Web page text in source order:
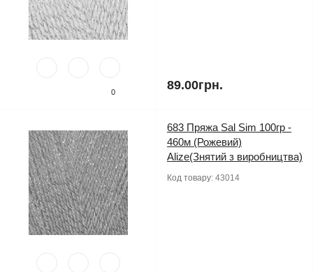
0 89.00грн.
683 Пряжа Sal Sim 100гр -
460м (Рожевий)
Alize(Знятий з виробництва)
Код товару: 43014